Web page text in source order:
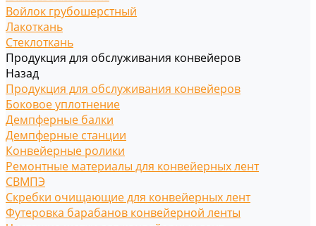
Войлок грубошерстный
Лакоткань
Стеклоткань
Продукция для обслуживания конвейеров
Назад
Продукция для обслуживания конвейеров
Боковое уплотнение
Демпферные балки
Демпферные станции
Конвейерные ролики
Ремонтные материалы для конвейерных лент
СВМПЭ
Скребки очищающие для конвейерных лент
Футеровка барабанов конвейерной ленты